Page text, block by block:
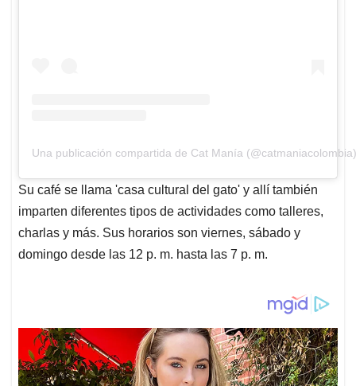
Una publicación compartida de Cat Manía (@catmaniacolombia)
Su café se llama 'casa cultural del gato' y allí también
imparten diferentes tipos de actividades como talleres,
charlas y más. Sus horarios son viernes, sábado y
domingo desde las 12 p. m. hasta las 7 p. m.